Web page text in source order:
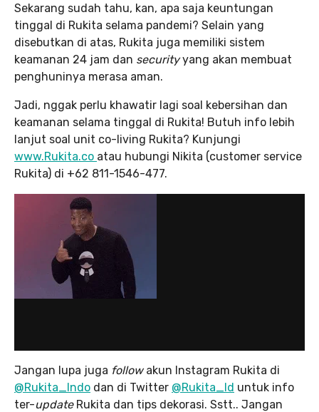
Sekarang sudah tahu, kan, apa saja keuntungan
tinggal di Rukita selama pandemi? Selain yang
disebutkan di atas, Rukita juga memiliki sistem
keamanan 24 jam dan securityyang akan membuat
penghuninya merasa aman.
Jadi, nggak perlu khawatir lagi soal kebersihan dan
keamanan selama tinggal di Rukita! Butuh info lebih
lanjut soal unit co-living Rukita? Kunjungi
www.Rukita.co atau hubungi Nikita (customer service
Rukita) di +62 811-1546-477.
Jangan lupa juga follow akun Instagram Rukita di
@Rukita_Indo dan di Twitter @Rukita_Id untuk info
ter-update Rukita dan tips dekorasi. Sstt.. Jangan